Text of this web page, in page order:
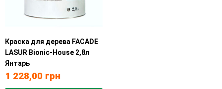
Краска для дерева FACADE
LASUR Bionic-House 2,8л
Янтарь
1 228,00 грн